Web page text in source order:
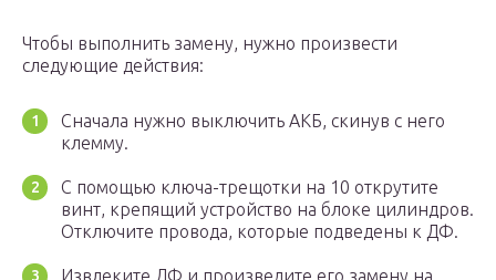
Чтобы выполнить замену, нужно произвести
следующие действия:
Сначала нужно выключить АКБ, скинув с него
клемму.
С помощью ключа-трещотки на 10 открутите
винт, крепящий устройство на блоке цилиндров.
Отключите провода, которые подведены к ДФ.
Извлеките ДФ и произведите его замену на